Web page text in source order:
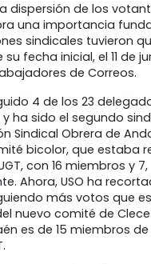
dispersión de los
una importancia
sindicales tuvieron
fecha inicial, el 11 de
de Correos.
4 de los 23
ha sido el segundo
Sindical Obrera de
bicolor, que estaba
con 16 miembros y 7,
Ahora, USO ha
más votos que
nuevo comité de
es de 15 miembros de